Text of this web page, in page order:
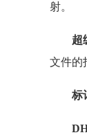
射。
超
文件的
标